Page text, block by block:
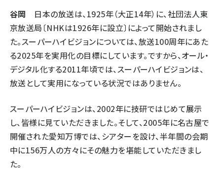
谷岡 日本の放送は、1925年（大正14年）に、社団法人東
京放送局〔NHKは1926年に設立〕によって開始されまし
た。スーパーハイビジョンについては、放送100周年にあた
る2025年を実用化の目標にしています。ですから、オール・
デジタル化する2011年頃では、スーパーハイビジョンは、
放送として実用になっている状況ではありません。
スーパーハイビジョンは、2002年に技研ではじめて展示
し、皆様に見ていただきました。そして、2005年に名古屋で
開催された愛知万博では、シアターを設け、半年間の会期
中に156万人の方々にその魅力を堪能していただきまし
た。